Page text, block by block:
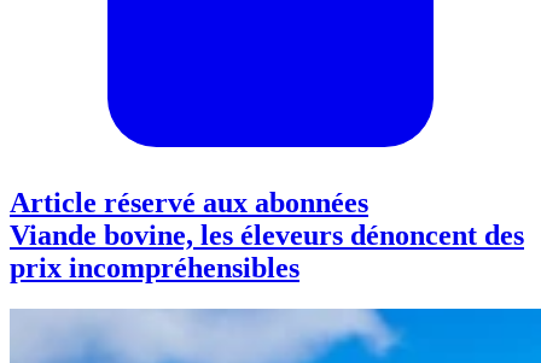
Article réservé aux abonnées
Viande bovine, les éleveurs dénoncent des
prix incompréhensibles